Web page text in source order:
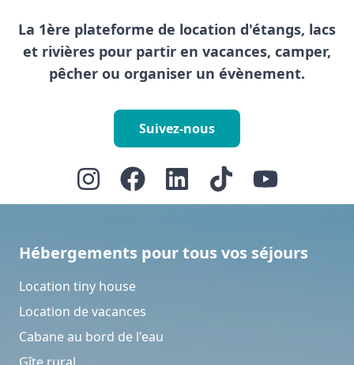
La 1ère plateforme de location d'étangs, lacs
et rivières pour partir en vacances, camper,
pêcher ou organiser un évènement.
Suivez-nous
Hébergements pour tous vos séjours
Location tiny house
Location de vacances
Cabane au bord de l'eau